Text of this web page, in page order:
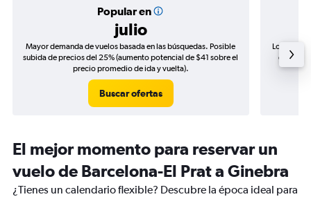
Popular en
julio
Mayor demanda de vuelos basada en las búsquedas. Posible
subida de precios del 25% (aumento potencial de $41 sobre el
precio promedio de ida y vuelta).
Buscar ofertas
Los
de
El mejor momento para reservar un
vuelo de Barcelona-El Prat a Ginebra
¿Tienes un calendario flexible? Descubre la época ideal para